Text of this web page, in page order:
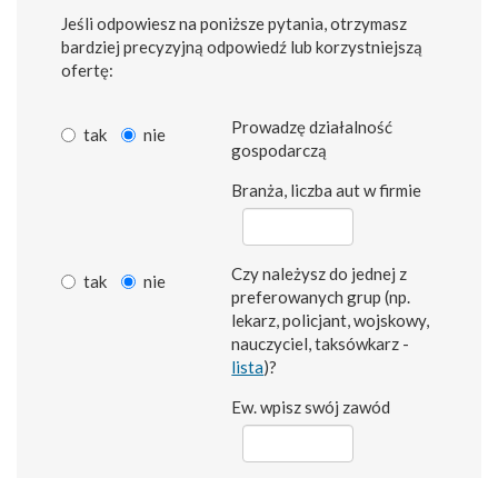
Jeśli odpowiesz na poniższe pytania, otrzymasz
bardziej precyzyjną odpowiedź lub korzystniejszą
ofertę:
tak nie
Prowadzę działalność
gospodarczą
Branża, liczba aut w firmie
tak nie
Czy należysz do jednej z
preferowanych grup (np.
lekarz, policjant, wojskowy,
nauczyciel, taksówkarz -
lista)?
Ew. wpisz swój zawód